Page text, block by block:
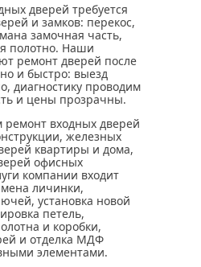
дверей требуется
и замков: перекос,
замочная часть,
полотно. Наши
ремонт дверей после
и быстро: выезд
диагностику проводим
и цены прозрачны.
входных дверей
железных
квартиры и дома,
офисных
компании входит
личинки,
установка новой
петель,
и коробки,
и отделка МДФ
элементами.